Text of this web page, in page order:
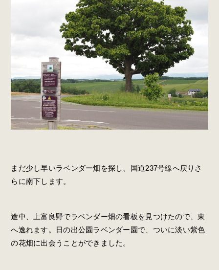
まだ少し早いラベンダー畑を探し、国道237号線へ戻りさ
らに南下します。
途中、上富良野でラベンダー畑の看板を見つけたので、東
へ逸れます。日の出公園ラベンダー園で、ついに淡い紫色
の花畑に出会うことができました。